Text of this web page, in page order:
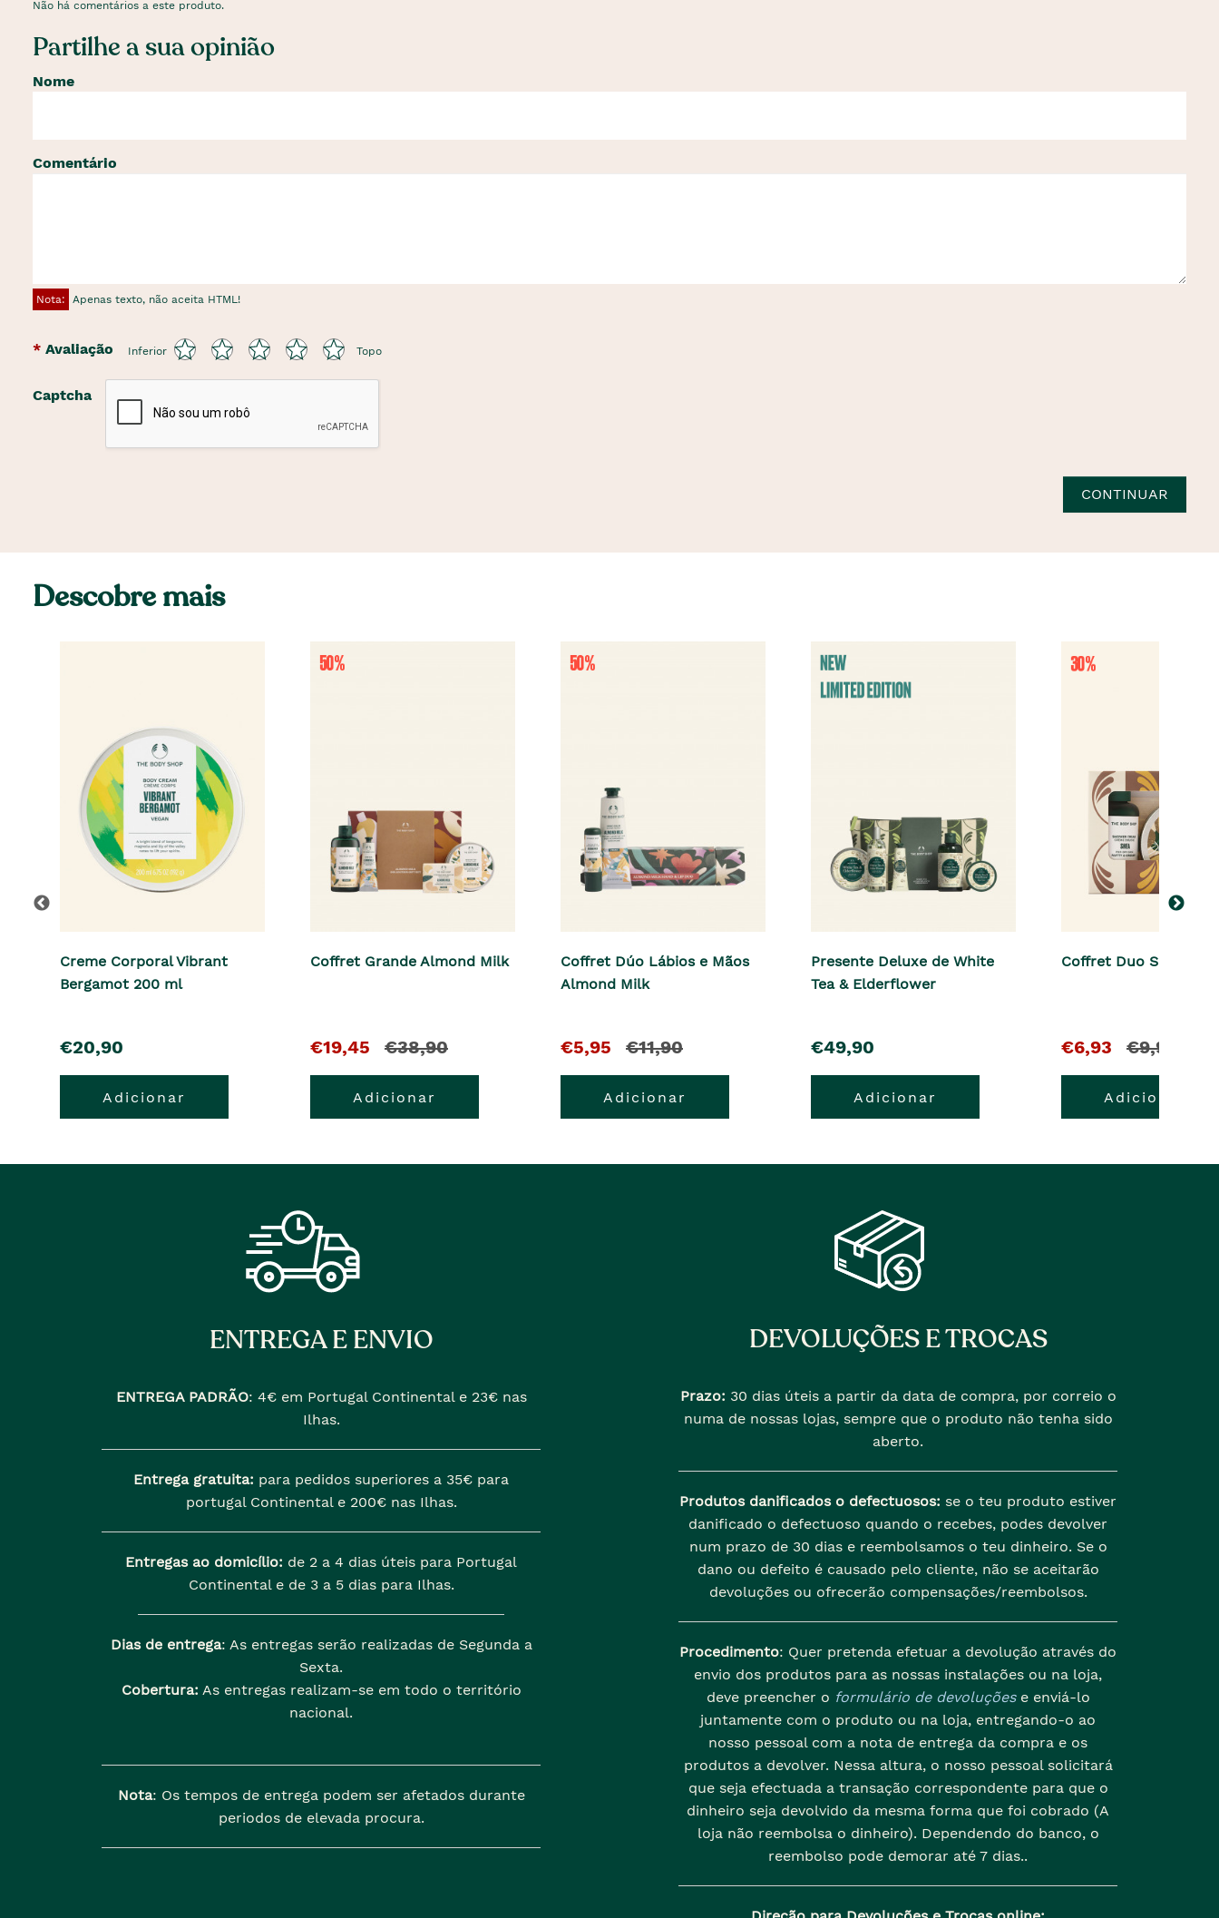
Não há comentários a este produto.
Partilhe a sua opinião
Nome
Comentário
Nota: Apenas texto, não aceita HTML!
Avaliação Inferior Topo
Captcha
CONTINUAR
Descobre mais
Creme Corporal Vibrant
Bergamot 200 ml
pre�o
€20,90
Adicionar
Coffret Grande Almond Milk
O
pre�o
atual
€19,45
e
o
pre�o
era
€38,90
Adicionar
Coffret Dúo Lábios e Mãos
Almond Milk
O
pre�o
atual
€5,95
e
o
pre�o
era
€11,90
Adicionar
Presente Deluxe de White
Tea & Elderflower
pre�o
€49,90
Adicionar
Coffret Duo Shea
O
pre�o
atual
€6,93
e
o
pre�o
era
€9,90
Adicionar
ENTREGA E ENVIO
ENTREGA PADRÃO: 4€ em Portugal Continental e 23€ nas
Ilhas.
Entrega gratuita: para pedidos superiores a 35€ para
portugal Continental e 200€ nas Ilhas.
Entregas ao domicílio: de 2 a 4 dias úteis para Portugal
Continental e de 3 a 5 dias para Ilhas.
Dias de entrega: As entregas serão realizadas de Segunda a
Sexta.
Cobertura: As entregas realizam-se em todo o território
nacional.
Nota: Os tempos de entrega podem ser afetados durante
periodos de elevada procura.
DEVOLUÇÕES E TROCAS
Prazo: 30 dias úteis a partir da data de compra, por correio o
numa de nossas lojas, sempre que o produto não tenha sido
aberto.
Produtos danificados o defectuosos: se o teu produto estiver
danificado o defectuoso quando o recebes, podes devolver
num prazo de 30 dias e reembolsamos o teu dinheiro. Se o
dano ou defeito é causado pelo cliente, não se aceitarão
devoluções ou ofrecerão compensações/reembolsos.
Procedimento: Quer pretenda efetuar a devolução através do
envio dos produtos para as nossas instalações ou na loja,
deve preencher o formulário de devoluçõese enviá-lo
juntamente com o produto ou na loja, entregando-o ao
nosso pessoal com a nota de entrega da compra e os
produtos a devolver. Nessa altura, o nosso pessoal solicitará
que seja efectuada a transação correspondente para que o
dinheiro seja devolvido da mesma forma que foi cobrado (A
loja não reembolsa o dinheiro). Dependendo do banco, o
reembolso pode demorar até 7 dias..